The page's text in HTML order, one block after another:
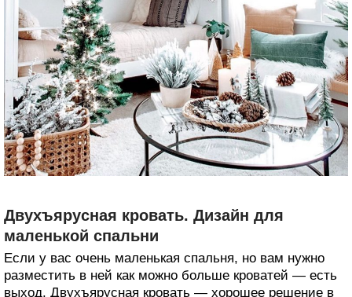
Двухъярусная кровать. Дизайн для
маленькой спальни
Если у вас очень маленькая спальня, но вам нужно
разместить в ней как можно больше кроватей — есть
выход. Двухъярусная кровать — хорошее решение в